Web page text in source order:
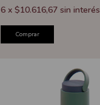
6 x $10.616,67 sin interés
Comprar